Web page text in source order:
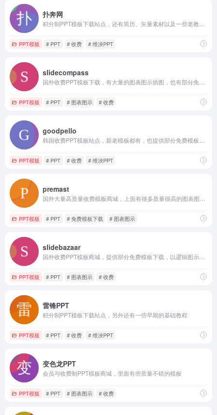
扑奔网
PPT模板 # PPT # 收费 # 维泱PPT
slidecompass
PPT模板 # PPT # 图表图示 # 收费
goodpello
PPT模板 # PPT # 收费 # 维泱PPT
premast
PPT模板 # PPT # 免费模板下载 # 图表图示
slidebazaar
PPT模板 # PPT # 图表图示 # 收费
雷锋PPT
积分制PPT模板下载站点，另外还有一些早期的基础教程
PPT模板 # PPT # 收费 # 维泱PPT
变色龙PPT
会员与收费制PPT模板商城，里面有些质量不错的模板
PPT模板 # PPT # 图表图示 # 收费